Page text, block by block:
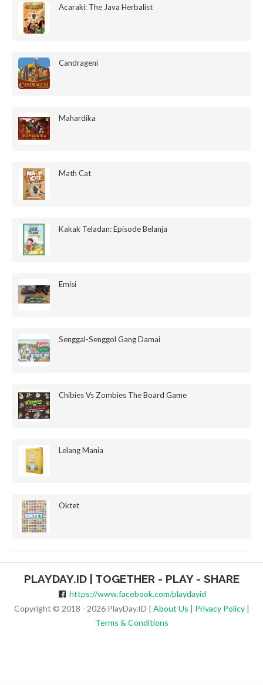
Acaraki: The Java Herbalist
Candrageni
Mahardika
Math Cat
Kakak Teladan: Episode Belanja
Emisi
Senggal-Senggol Gang Damai
Chibies Vs Zombies The Board Game
Lelang Mania
Oktet
PLAYDAY.ID | TOGETHER - PLAY - SHARE
https://www.facebook.com/playdayid
Copyright © 2018 - 2026 PlayDay.ID | About Us | Privacy Policy|
Terms & Conditions